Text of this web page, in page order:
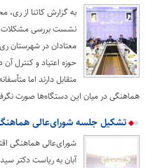
به گزارش کاتنا از
نشست بررسی مشکلات
معتادان در شهرستان
حوزه اعتیاد و کنترل
متقابل دارند اما
هماهنگی در میان این دستگاه‌ها صورت
تشکیل جلسه شورای‌عالی
آبان به ریاست دکتر